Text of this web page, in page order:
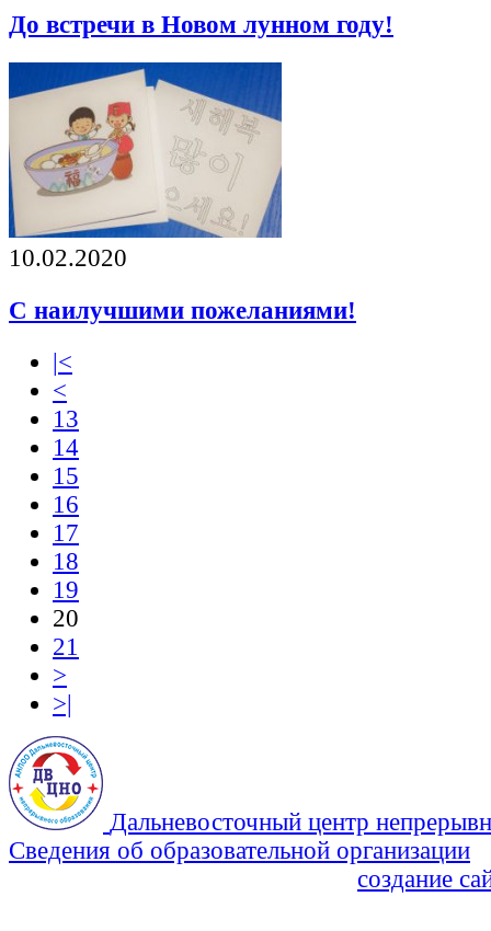
До встречи в Новом лунном году!
10.02.2020
С наилучшими пожеланиями!
|<
<
13
14
15
16
17
18
19
20
21
>
>|
Дальневосточный центр
Сведения об образовательной организации
создание